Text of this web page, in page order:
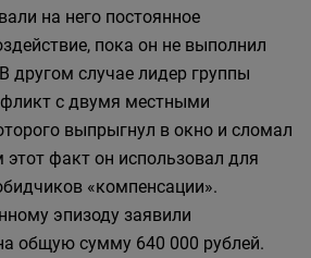
на него постоянное
пока он не выполнил
другом случае лидер группы
с двумя местными
выпрыгнул в окно и сломал
факт он использовал для
«компенсации».
эпизоду заявили
общую сумму 640 000 рублей.